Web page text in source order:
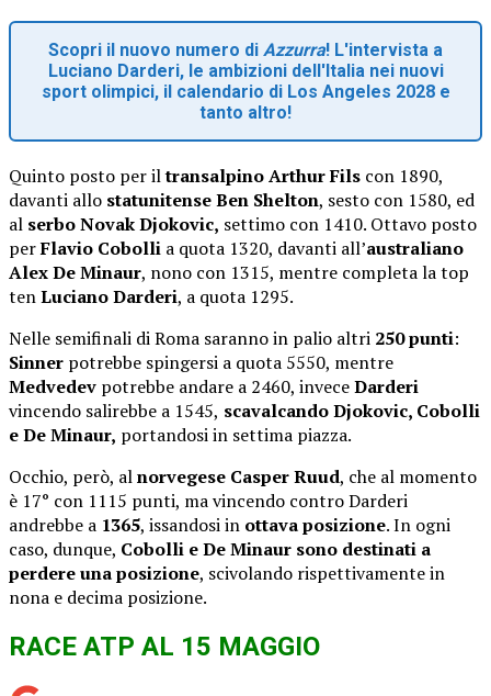
Scopri il nuovo numero di Azzurra! L'intervista a
Luciano Darderi, le ambizioni dell'Italia nei nuovi
sport olimpici, il calendario di Los Angeles 2028 e
tanto altro!
Quinto posto per iltransalpino Arthur Fils con 1890,
davanti allo statunitense Ben Shelton, sesto con 1580, ed
al serbo Novak Djokovic, settimo con 1410. Ottavo posto
perFlavio Cobolli a quota 1320, davanti all’australiano
Alex De Minaur, nono con 1315, mentre completa la top
tenLuciano Darderi, a quota 1295.
Nelle semifinali di Roma saranno in palio altri 250 punti:
Sinner potrebbe spingersi a quota 5550, mentre
Medvedev potrebbe andare a 2460, inveceDarderi
vincendo salirebbe a 1545, scavalcando Djokovic, Cobolli
e De Minaur, portandosi in settima piazza.
Occhio, però, alnorvegese Casper Ruud, che al momento
è 17° con 1115 punti, ma vincendo contro Darderi
andrebbe a 1365, issandosi in ottava posizione. In ogni
caso, dunque, Cobolli e De Minaur sono destinati a
perdere una posizione, scivolando rispettivamente in
nona e decima posizione.
RACE ATP AL 15 MAGGIO